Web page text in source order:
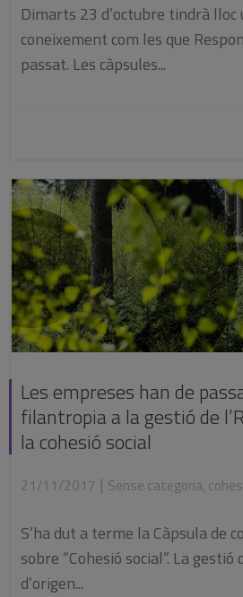
Dimarts 23 d’octubre tindrà lloc
coneixement com les que
passat. Les càpsules...
Les empreses han de
filantropia a la gestió de
la cohesió social
21/11/2017 | Sense categoria,
S’ha dut a terme la Càpsula de
sobre “Cohesió social”. La
d’origen...